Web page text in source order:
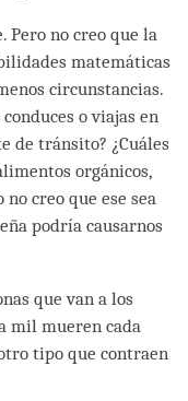
Pero no creo que la
matemáticas
circunstancias.
o viajas en
de tránsito? ¿Cuáles
orgánicos,
creo que ese sea
podría causarnos
que van a los
mil mueren cada
tipo que contraen